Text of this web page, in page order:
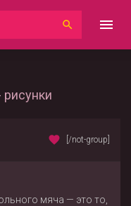
рисунки
[/not-group]
мяча — это то,